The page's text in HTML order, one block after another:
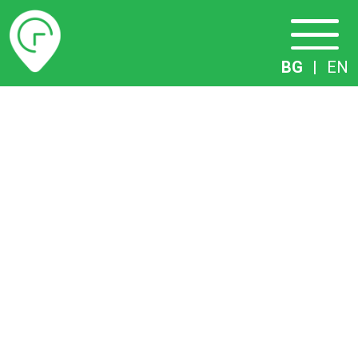
Разписание
BG | EN